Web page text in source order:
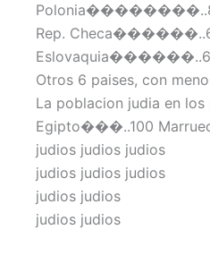
Rep.
Otros 6 paises, con
La poblacion judia en los
Egipto���..100
judios judios judios
judios judios judios
judios judios
judios judios